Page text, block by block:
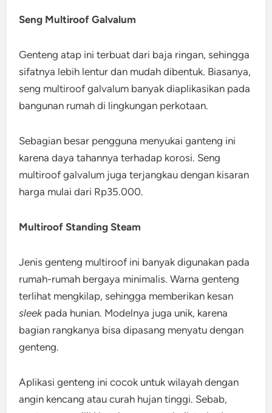
Seng Multiroof Galvalum
Genteng atap ini terbuat dari baja ringan, sehingga
sifatnya lebih lentur dan mudah dibentuk. Biasanya,
seng multiroof galvalum banyak diaplikasikan pada
bangunan rumah di lingkungan perkotaan.
Sebagian besar pengguna menyukai ganteng ini
karena daya tahannya terhadap korosi. Seng
multiroof galvalum juga terjangkau dengan kisaran
harga mulai dari Rp35.000.
Multiroof Standing Steam
Jenis genteng multiroof ini banyak digunakan pada
rumah-rumah bergaya minimalis. Warna genteng
terlihat mengkilap, sehingga memberikan kesan
sleekpada hunian. Modelnya juga unik, karena
bagian rangkanya bisa dipasang menyatu dengan
genteng.
Aplikasi genteng ini cocok untuk wilayah dengan
angin kencang atau curah hujan tinggi. Sebab,